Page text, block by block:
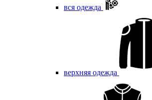
вся одежда
верхняя одежда